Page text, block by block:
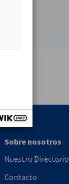
Sobre nosotros
Nuestro Directorio
Contacto